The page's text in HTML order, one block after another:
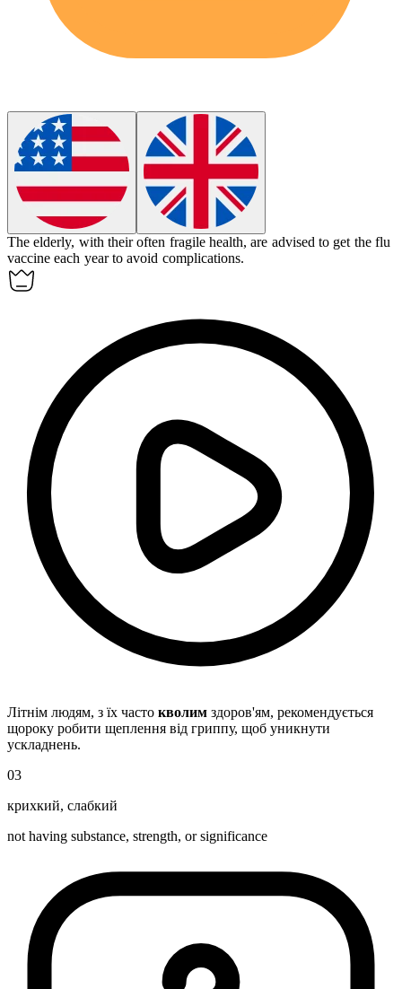
The elderly, with their often fragile health, are advised to get the flu
vaccine each year to avoid complications.
Літнім людям, з їх часто кволим здоров'ям, рекомендується
щороку робити щеплення від гриппу, щоб уникнути
ускладнень.
03
крихкий, слабкий
not having substance, strength, or significance